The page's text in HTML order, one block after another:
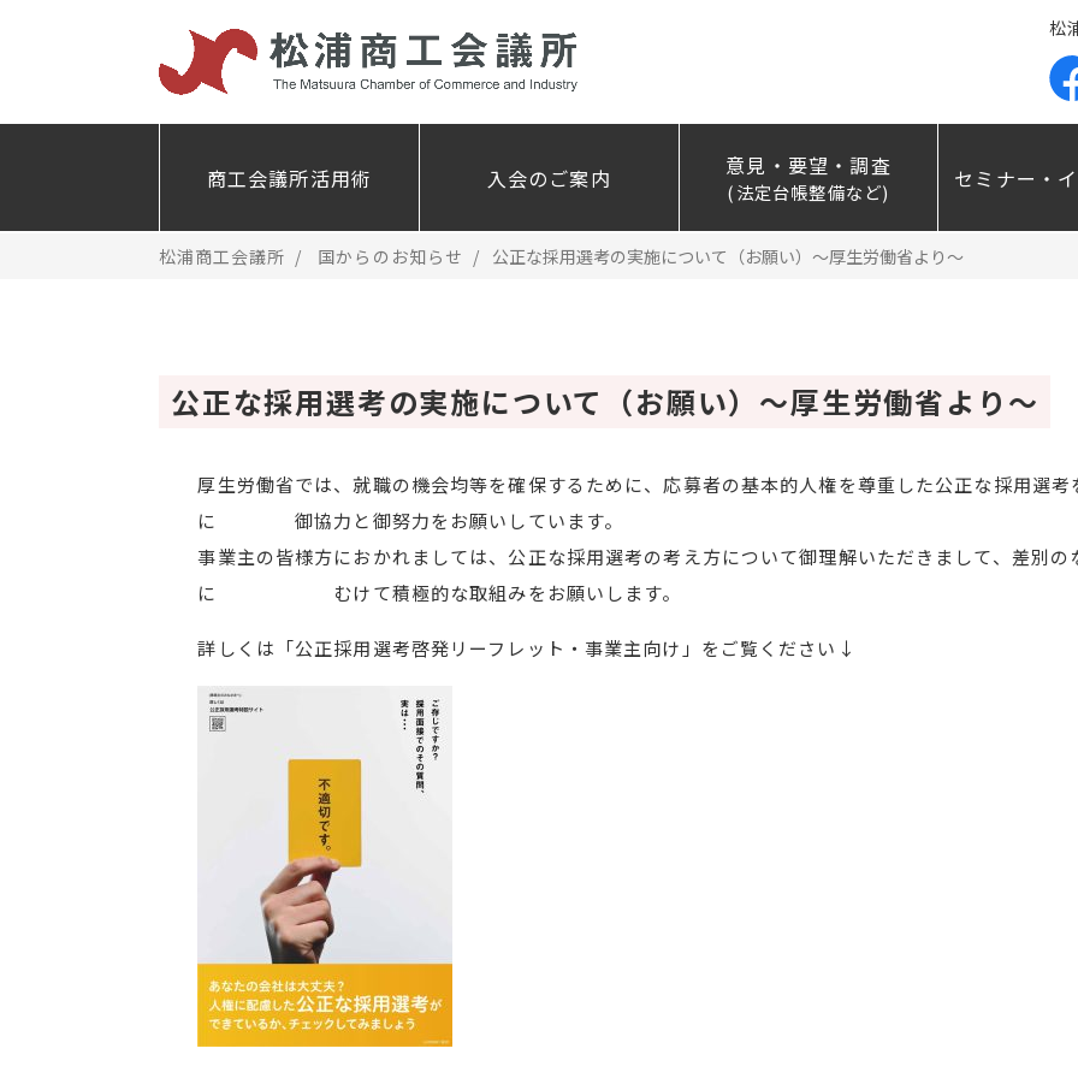
松
商工会議所活用術 入会のご案内 意見・要望・調査
(法定台帳整備など) セミナー・
松浦商工会議所 国からのお知らせ 公正な採用選考の実施について（お願い）～厚生労働省より～
公正な採用選考の実施について（お願い）～厚生労働省より～
厚生労働省では、就職の機会均等を確保するために、応募者の基本的人権を尊重した公正な採用選
に 御協力と御努力をお願いしています。
事業主の皆様方におかれましては、公正な採用選考の考え方について御理解いただきまして、差別
に むけて積極的な取組みをお願いします。
詳しくは「公正採用選考啓発リーフレット・事業主向け」をご覧ください↓